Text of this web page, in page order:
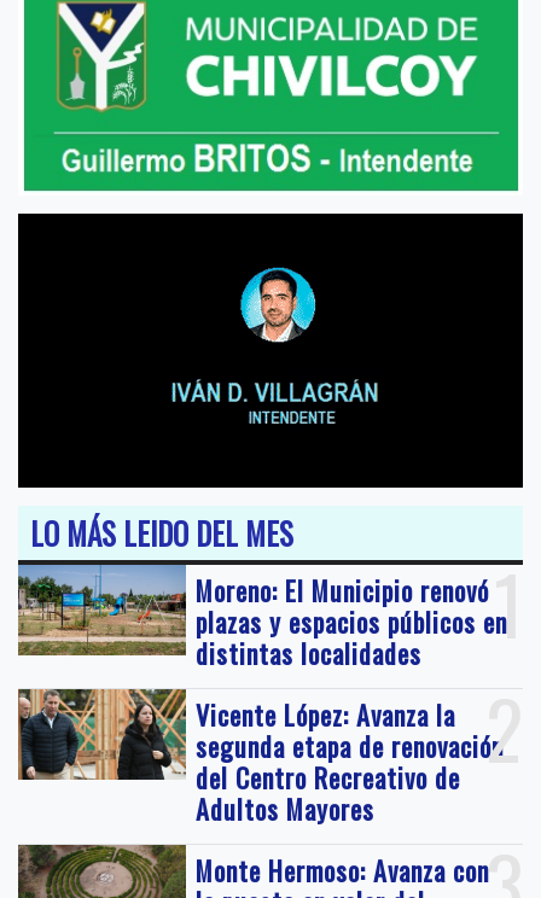
LO MÁS LEIDO DEL MES
1
Moreno: El Municipio renovó
plazas y espacios públicos en
distintas localidades
2
Vicente López: Avanza la
segunda etapa de renovación
del Centro Recreativo de
Adultos Mayores
Monte Hermoso: Avanza con